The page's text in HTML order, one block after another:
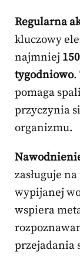
Regularna
kluczowy
najmniej
tygodniowo.
pomaga
przyczynia
organizmu.
zasługuje
wypijanej
wspiera
przejadania